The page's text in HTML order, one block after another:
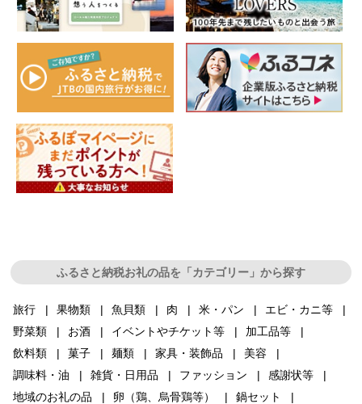
ふるさと納税お礼の品を「カテゴリー」から探す
旅行 果物類 魚貝類 肉 米・パン
エビ・カニ等
野菜類
お酒 イベントやチケット等
加工品等
飲料類
菓子 麺類 家具・装飾品
美容
調味料・油
雑貨・日用品 ファッション
感謝状等
地域のお礼の品
卵（鶏、烏骨鶏等）
鍋セット